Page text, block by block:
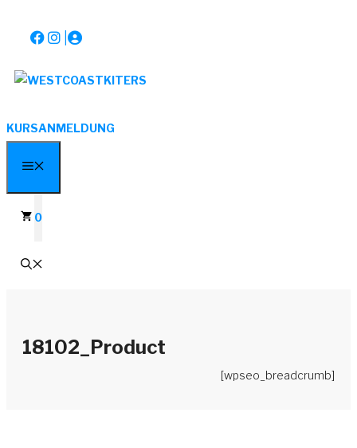
Inhalt
springen
KURSANMELDUNG
0
18102_Product
[wpseo_breadcrumb]